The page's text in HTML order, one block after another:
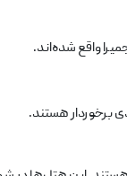
واقع شده‌اند.
برخوردار هستند.